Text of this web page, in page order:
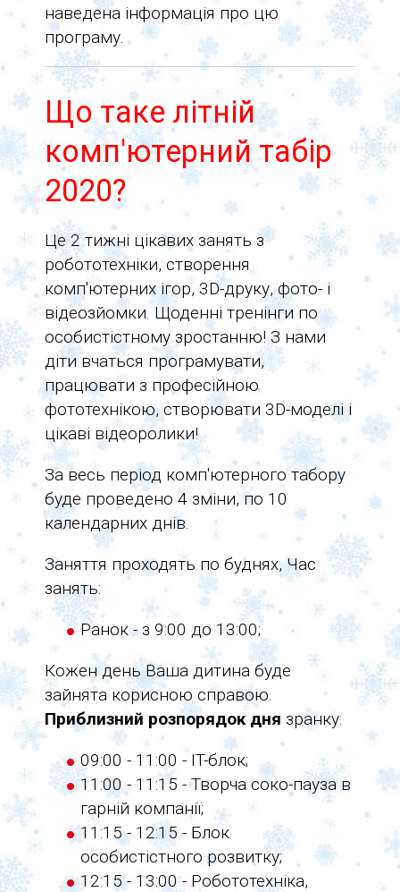
наведена інформація про цю
програму.
Що таке літній
комп'ютерний табір
2020?
Це 2 тижні цікавих занять з
робототехніки, створення
комп'ютерних ігор, 3D-друку, фото- і
відеозйомки. Щоденні тренінги по
особистістному зростанню! З нами
діти вчаться програмувати,
працювати з професійною
фототехнікою, створювати 3D-моделі і
цікаві відеоролики!
За весь період комп'ютерного табору
буде проведено 4 зміни, по 10
календарних днів.
Заняття проходять по буднях, Час
занять:
Ранок - з 9:00 до 13:00;
Кожен день Ваша дитина буде
зайнята корисною справою.
Приблизний розпорядок дня зранку:
09:00 - 11:00 - IT-блок;
11:00 - 11:15 - Творча соко-пауза в
гарній компанії;
11:15 - 12:15 - Блок
особистістного розвитку;
12:15 - 13:00 - Робототехніка,